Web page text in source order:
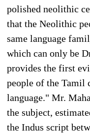
polished neolithic
that the Neolithic
same language
which can only be
provides the first
people of the Tamil
language." Mr.
the subject,
the Indus script